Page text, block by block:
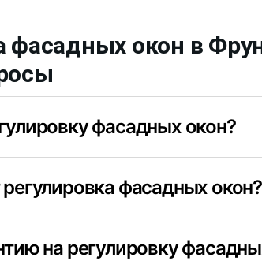
фасадных окон в
фасадных окон?
фасадных окон?
на регулировку